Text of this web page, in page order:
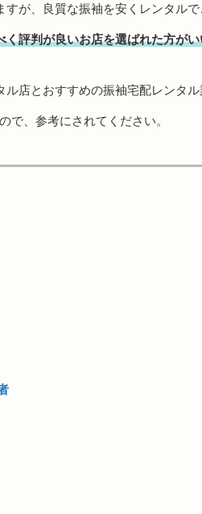
が、良質な振袖を安くレンタルで
く評判が良いお店を選ばれた方が
店とおすすめの振袖宅配レンタル
で、参考にされてください。